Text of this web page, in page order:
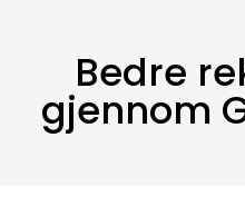
Bedre
gjennom